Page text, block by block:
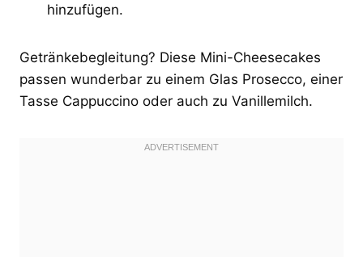
hinzufügen.
Getränkebegleitung? Diese Mini-Cheesecakes
passen wunderbar zu einem Glas Prosecco, einer
Tasse Cappuccino oder auch zu Vanillemilch.